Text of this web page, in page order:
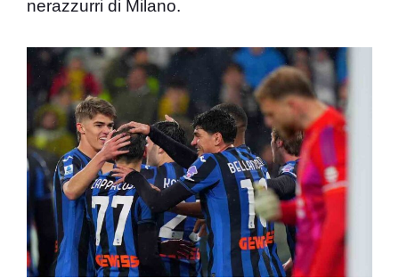
nerazzurri di Milano.